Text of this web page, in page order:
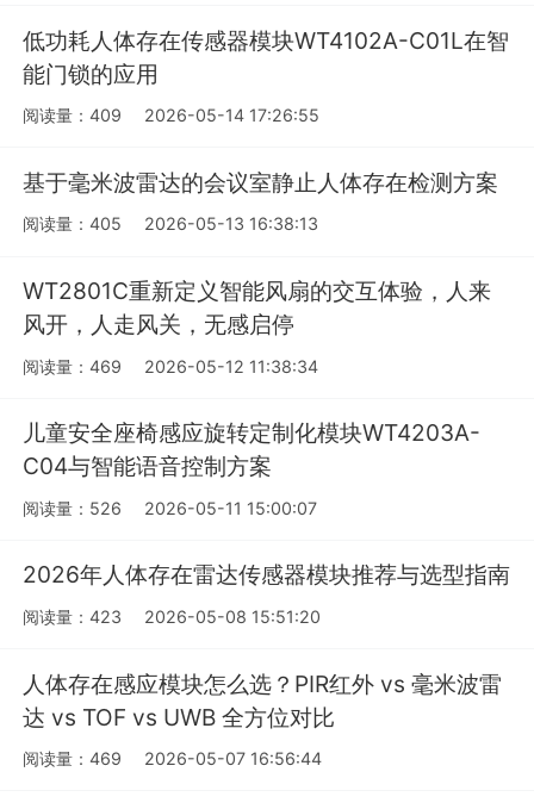
低功耗人体存在传感器模块WT4102A-C01L在智
能门锁的应用
阅读量：409 2026-05-14 17:26:55
基于毫米波雷达的会议室静止人体存在检测方案
阅读量：405 2026-05-13 16:38:13
WT2801C重新定义智能风扇的交互体验，人来
风开，人走风关，无感启停
阅读量：469 2026-05-12 11:38:34
儿童安全座椅感应旋转定制化模块WT4203A-
C04与智能语音控制方案
阅读量：526 2026-05-11 15:00:07
2026年人体存在雷达传感器模块推荐与选型指南
阅读量：423 2026-05-08 15:51:20
人体存在感应模块怎么选？PIR红外 vs 毫米波雷
达 vs TOF vs UWB 全方位对比
阅读量：469 2026-05-07 16:56:44